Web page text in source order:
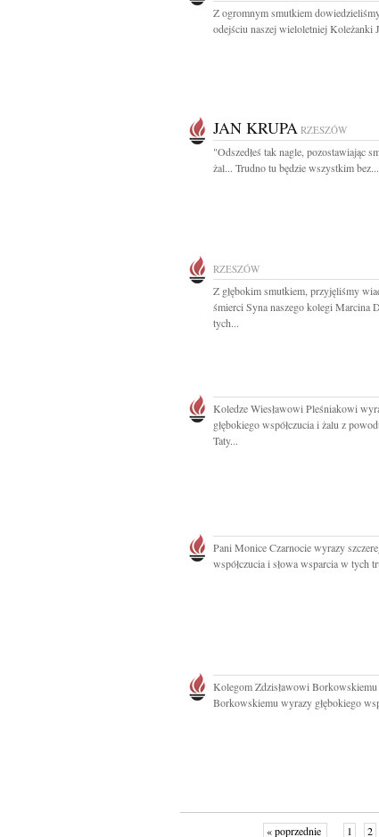
Z ogromnym smutkiem
odejściu naszej wieloletniej Koleżanki
JAN KRUPA RZESZÓW
"Odszedłeś tak nagle, pozostawiając
żal... Trudno tu będzie wszystkim bez...
RZESZÓW
Z głębokim smutkiem, przyjęliśmy
śmierci Syna naszego kolegi Marcina
tych...
Koledze Wiesławowi Pleśniakowi
głębokiego współczucia i żalu z
Taty...
Pani Monice Czarnocie wyrazy
współczucia i słowa wsparcia w tych
Kolegom Zdzisławowi
Borkowskiemu wyrazy głębokiego
« poprzednie 1 2